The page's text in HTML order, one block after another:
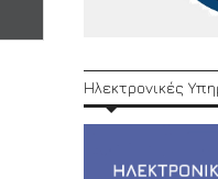
Ηλεκτρονικές